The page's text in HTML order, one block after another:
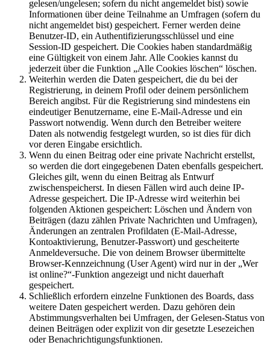
gelesen/ungelesen; sofern du nicht angemeldet bist) sowie
Informationen über deine Teilnahme an Umfragen (sofern du
nicht angemeldet bist) gespeichert. Ferner werden deine
Benutzer-ID, ein Authentifizierungsschlüssel und eine
Session-ID gespeichert. Die Cookies haben standardmäßig
eine Gültigkeit von einem Jahr. Alle Cookies kannst du
jederzeit über die Funktion „Alle Cookies löschen“ löschen.
Weiterhin werden die Daten gespeichert, die du bei der
Registrierung, in deinem Profil oder deinem persönlichem
Bereich angibst. Für die Registrierung sind mindestens ein
eindeutiger Benutzername, eine E-Mail-Adresse und ein
Passwort notwendig. Wenn durch den Betreiber weitere
Daten als notwendig festgelegt wurden, so ist dies für dich
vor deren Eingabe ersichtlich.
Wenn du einen Beitrag oder eine private Nachricht erstellst,
so werden die dort eingegebenen Daten ebenfalls gespeichert.
Gleiches gilt, wenn du einen Beitrag als Entwurf
zwischenspeicherst. In diesen Fällen wird auch deine IP-
Adresse gespeichert. Die IP-Adresse wird weiterhin bei
folgenden Aktionen gespeichert: Löschen und Ändern von
Beiträgen (dazu zählen Private Nachrichten und Umfragen),
Änderungen an zentralen Profildaten (E-Mail-Adresse,
Kontoaktivierung, Benutzer-Passwort) und gescheiterte
Anmeldeversuche. Die von deinem Browser übermittelte
Browser-Kennzeichnung (User Agent) wird nur in der „Wer
ist online?“-Funktion angezeigt und nicht dauerhaft
gespeichert.
Schließlich erfordern einzelne Funktionen des Boards, dass
weitere Daten gespeichert werden. Dazu gehören dein
Abstimmungsverhalten bei Umfragen, der Gelesen-Status von
deinen Beiträgen oder explizit von dir gesetzte Lesezeichen
oder Benachrichtigungsfunktionen.